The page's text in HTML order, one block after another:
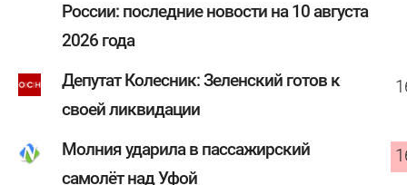
России: последние новости на 10 августа
2026 года
Депутат Колесник: Зеленский готов к
своей ликвидации
Молния ударила в пассажирский
самолёт над Уфой